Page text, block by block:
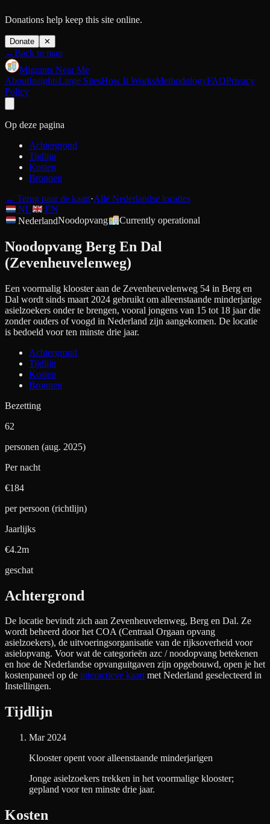
Donations help keep this site online.
Donate ✕
←Back to map
Migrants Near Me
AboutInsightsLarge SitesHow It WorksMethodologyFAQPrivacy
Policy
Op deze pagina
Achtergrond
Tijdlijn
Kosten
Bronnen
← Terug naar de kaart·Alle Nederlandse locaties
NL
EN
NederlandNoodopvang Currently operational
Noodopvang Berg En Dal
(Zevenheuvelenweg)
Een voormalig klooster aan de Zevenheuvelenweg 54 in Berg en
Dal wordt sinds maart 2024 gebruikt om alleenstaande minderjarige
asielzoekers onder te brengen, vooral jongens van 15 tot 18 jaar die
zonder ouders of voogd in Nederland zijn aangekomen. De locatie
is bedoeld voor ten minste drie jaar.
Achtergrond
Tijdlijn
Kosten
Bronnen
Bezetting
62
personen (aug. 2025)
Per nacht
€184
per persoon (richtlijn)
Jaarlijks
€4.2m
geschat
Achtergrond
De locatie bevindt zich aan Zevenheuvelenweg, Berg en Dal. Ze
wordt beheerd door het COA (Centraal Orgaan opvang
asielzoekers), de uitvoeringsorganisatie van de rijksoverheid voor
asielopvang. Voor wat de categorieën azc / noodopvang betekenen
en hoe de Nederlandse opvanguitgaven zijn opgebouwd, open je het
kostenpaneel op de interactieve kaart met Nederland geselecteerd in
Instellingen.
Tijdlijn
Mar 2024
Klooster opent voor alleenstaande minderjarigen
Jonge asielzoekers trekken in het voormalige klooster;
gepland voor ten minste drie jaar.
Kosten